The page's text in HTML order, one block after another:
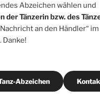
Abzeichen wählen und
der Tänzerin bzw. des
an den Händler“ im
Danke!
Abzeichen